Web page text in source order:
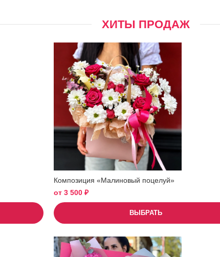
ХИТЫ ПРОДАЖ
Композиция «Малиновый поцелуй»
от 3 500 ₽
ВЫБРАТЬ